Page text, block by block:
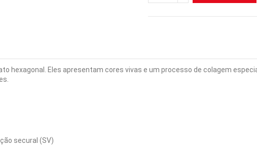
hexagonal. Eles apresentam cores vivas e um processo de colagem
secural (SV)